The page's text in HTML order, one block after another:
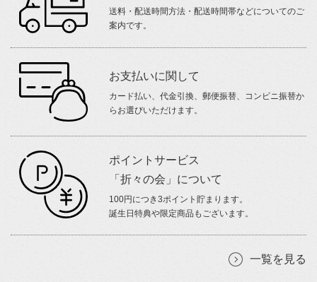
送料・配送時間方法・配送時間帯などについてのご
案内です。
お支払いに関して
カード払い、代金引換、郵便振替、コンビニ振替か
らお選びいただけます。
ポイントサービス
「折々の会」について
100円につき3ポイント貯まります。
誕生日特典や限定商品もございます。
一覧を見る